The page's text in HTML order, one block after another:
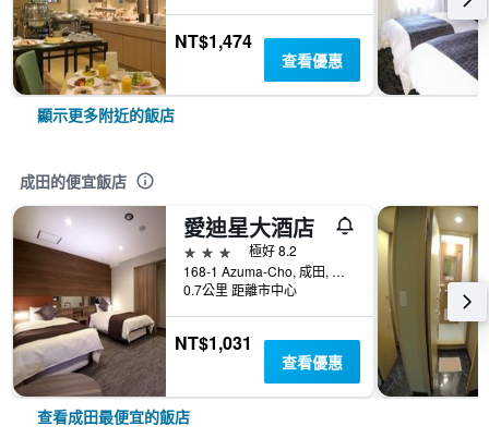
NT$1,474
查看優惠
顯示更多附近的飯店
成田的便宜飯店
愛迪星大酒店
3星級
極好 8.2
168-1 Azuma-Cho, 成田, 日本
0.7公里 距離市中心
NT$1,031
查看優惠
查看成田最便宜的飯店